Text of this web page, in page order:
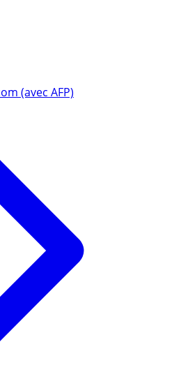
(avec AFP)